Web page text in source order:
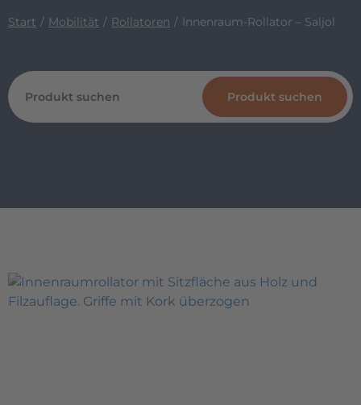
Start Mobilität Rollatoren Innenraum-Rollator – Saljol
Produkt suchen